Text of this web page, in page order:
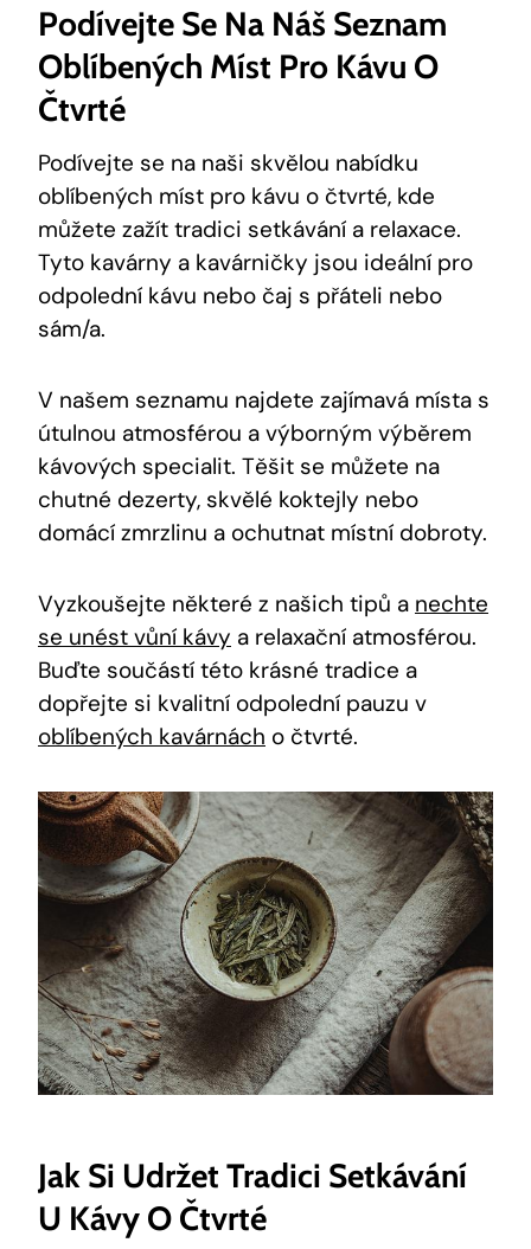
Podívejte Se Na Náš Seznam
Oblíbených Míst Pro Kávu O
Čtvrté
Podívejte se na naši skvělou nabídku
oblíbených míst pro kávu o čtvrté, kde
můžete zažít tradici setkávání a relaxace.
Tyto kavárny a kavárničky jsou ideální pro
odpolední kávu nebo čaj s přáteli nebo
sám/a.
V našem seznamu najdete zajímavá místa s
útulnou atmosférou a výborným výběrem
kávových specialit. Těšit se můžete na
chutné dezerty, skvělé koktejly nebo
domácí zmrzlinu a ochutnat místní dobroty.
Vyzkoušejte některé z našich tipů a nechte
se unést vůní kávy a relaxační atmosférou.
Buďte součástí této krásné tradice a
dopřejte si kvalitní odpolední pauzu v
oblíbených kavárnách o čtvrté.
Jak Si Udržet Tradici Setkávání
U Kávy O Čtvrté